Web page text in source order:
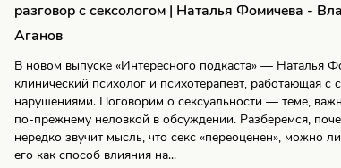
разговор с сексологом | Наталья Фомичева -
Аганов
В новом выпуске «Интересного подкаста» — Наталья
клинический психолог и психотерапевт, работающая с
нарушениями. Поговорим о сексуальности — теме,
по-прежнему неловкой в обсуждении. Разберемся,
нередко звучит мысль, что секс «переоценен», можно
его как способ влияния на...